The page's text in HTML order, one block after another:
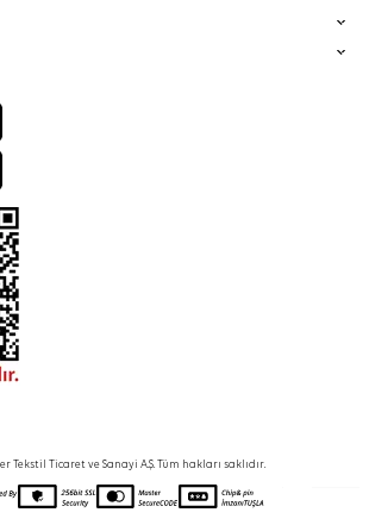
Tekstil Ticaret ve Sanayi A.Ş. Tüm hakları saklıdır.